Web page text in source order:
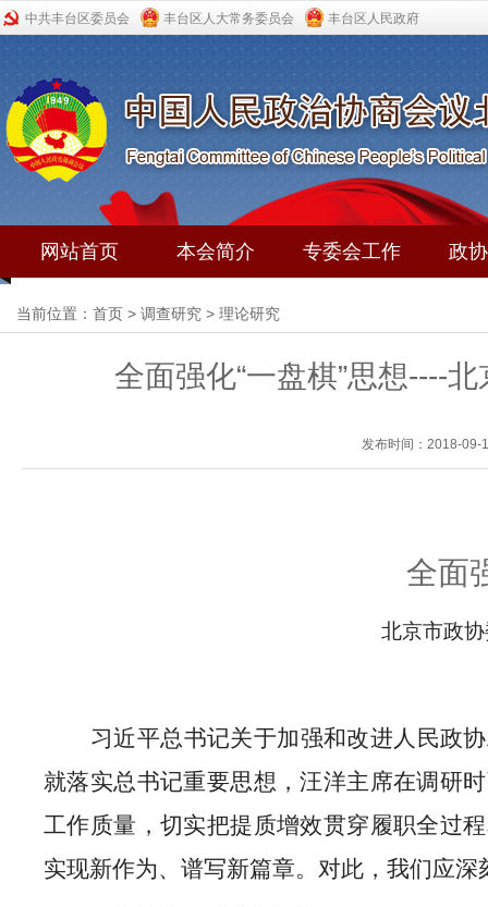
中共丰台区委员会 丰台区人大常务委员会 丰台区人民政府
网站首页 本会简介 专委会工作 政
当前位置： 首页 > 调查研究 > 理论研究
全面强化“一盘棋”思想----
发布时间：2018-
全面
北京市政
习近平总书记关于加强和改进人民政
就落实总书记重要思想，汪洋主席在调研
工作质量，切实把提质增效贯穿履职全过
实现新作为、谱写新篇章。对此，我们应